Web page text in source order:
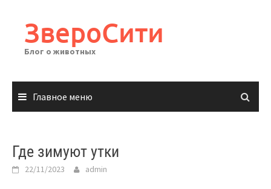
содержимому
ЗвероСити
Блог о животных
Главное меню
Где зимуют утки
22/11/2023 admin